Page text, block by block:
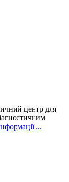
центр для
...